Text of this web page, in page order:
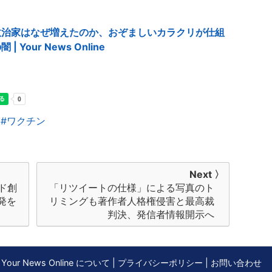
家はなぜ増えたのか、おぞましいカラクリが仕組
闇 | Your News Online
ワクチン
創
を
Next 〉
「リツイートの仕様」による写真のト
リミングも著作者人格権侵害と最高裁
判決、発信者情報開示へ
Your News Online について プライバシーポリシー
お問い合わせ